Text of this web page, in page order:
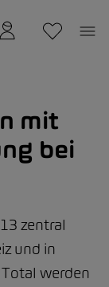
mit
bei
zentral
und in
werden